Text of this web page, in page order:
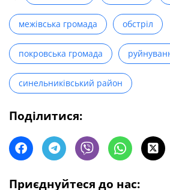
межівська громада обстріл
покровська громада
синельниківський район
Поділитися:
Приєднуйтеся до нас: